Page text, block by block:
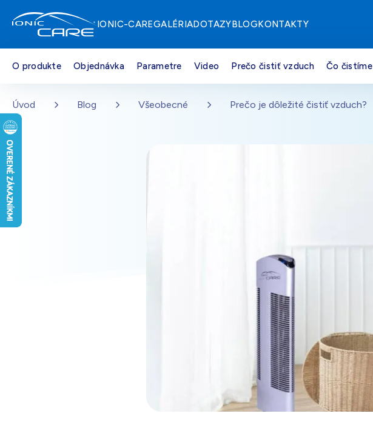
IONIC-CAREGALÉRIADOTAZYBLOGKONTAKTY
O produkte Objednávka Parametre Video Prečo čistiť vzduch Čo čistíme
Úvod Blog Všeobecné Prečo je dôležité čistiť vzduch?
Strieborná